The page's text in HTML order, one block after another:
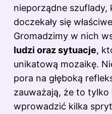
nieporządne szuflady,
doczekały się
Gromadzimy w nich
ludzi oraz sytuacje,
unikatową mozaikę.
pora na głęboką
zauważają, że to tylko
wprowadzić kilka